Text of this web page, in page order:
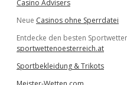
Casino Advisers
Neue Casinos ohne Sperrdatei
Entdecke den besten
sportwettenoesterreich.at
Sportbekleidung & Trikots